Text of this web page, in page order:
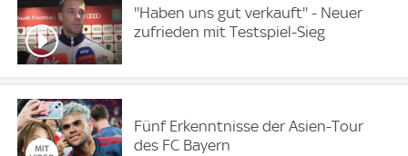
''Haben uns gut verkauft'' - Neuer
zufrieden mit Testspiel-Sieg
Fünf Erkenntnisse der Asien-Tour
des FC Bayern